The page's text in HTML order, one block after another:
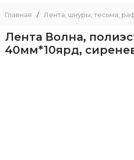
Главная / Лента, шнуры, тесьма,
Лента Волна,
40мм*10ярд,